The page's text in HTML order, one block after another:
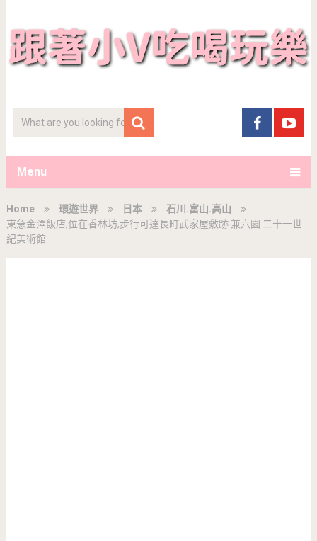
Menu
Home 環遊世界 日本
石川.富山.高山
東急金澤飯店,位在香林坊,步行可達長町武家屋敷跡.兼六園.二十一世
紀美術館